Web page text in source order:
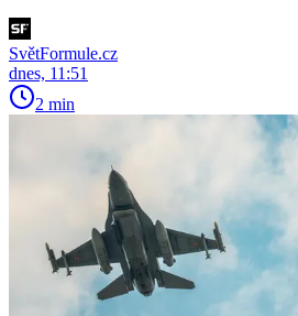
SvětFormule.cz
dnes, 11:51
2 min